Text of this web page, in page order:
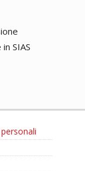
SIAS